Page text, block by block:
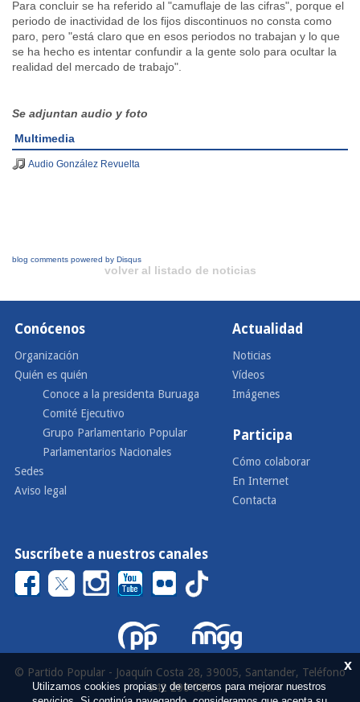
Para concluir se ha referido al "camuflaje de las cifras", porque el
periodo de inactividad de los fijos discontinuos no consta como
paro, pero "está claro que en esos periodos no trabajan y lo que
se ha hecho es intentar confundir a la gente solo para ocultar la
realidad del mercado de trabajo".
Se adjuntan audio y foto
Multimedia
Audio González Revuelta
blog comments powered by Disqus
volver al listado de noticias
Conócenos
Organización
Quién es quién
Conoce a la presidenta Buruaga
Comité Ejecutivo
Grupo Parlamentario Popular
Parlamentarios Nacionales
Sedes
Aviso legal
Actualidad
Noticias
Vídeos
Imágenes
Participa
Cómo colaborar
En Internet
Contacta
Suscríbete a nuestros canales
© Partido Popular - Joaquín Costa 28, 39005, Santander, Teléfono
942 290 000
x
Utilizamos cookies propias y de terceros para mejorar nuestros